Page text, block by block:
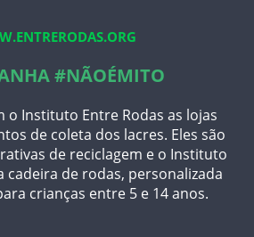
#NÃOÉMITO
o Instituto Entre Rodas as lojas
de coleta dos lacres. Eles são
de reciclagem e o Instituto
cadeira de rodas, personalizada
crianças entre 5 e 14 anos.